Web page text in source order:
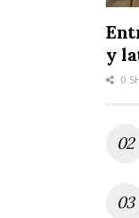
y
0